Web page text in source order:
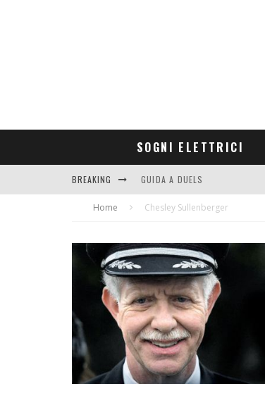
SOGNI ELETTRICI
BREAKING GUIDA A DUELS
CONTRIBUTORS
Home Chesley Sullenberger